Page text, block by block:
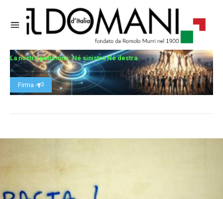
La nostra petizione: Né sinistra Né destra
Firma -